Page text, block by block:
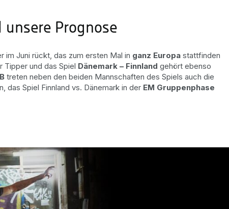
unsere Prognose
im Juni rückt, das zum ersten Mal in ganz Europa stattfinden
Tipper und das Spiel Dänemark – Finnland gehört ebenso
treten neben den beiden Mannschaften des Spiels auch die
das Spiel Finnland vs. Dänemark in der EM Gruppenphase